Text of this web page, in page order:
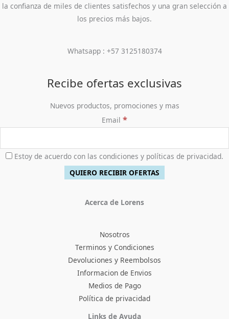
la confianza de miles de clientes satisfechos y una gran selección a
los precios más bajos.
Whatsapp : +57 3125180374
Recibe ofertas exclusivas
Nuevos productos, promociones y mas
Email *
Estoy de acuerdo con las condiciones y políticas de privacidad.
Acerca de Lorens
Nosotros
Terminos y Condiciones
Devoluciones y Reembolsos
Informacion de Envios
Medios de Pago
Política de privacidad
Links de Ayuda
Facebook
Instagram
TikTokPinterest